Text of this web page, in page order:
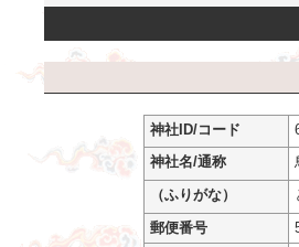
神社ID/コード
神社名/通称
（ふりがな）
郵便番号